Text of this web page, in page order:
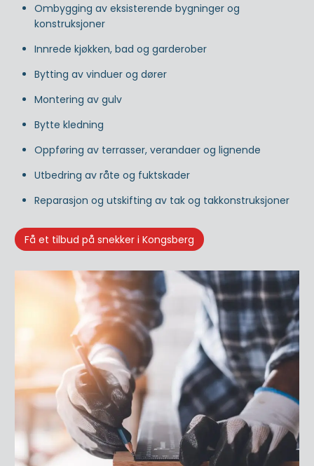
Ombygging av eksisterende bygninger og
konstruksjoner
Innrede kjøkken, bad og garderober
Bytting av vinduer og dører
Montering av gulv
Bytte kledning
Oppføring av terrasser, verandaer og lignende
Utbedring av råte og fuktskader
Reparasjon og utskifting av tak og takkonstruksjoner
Få et tilbud på snekker i Kongsberg